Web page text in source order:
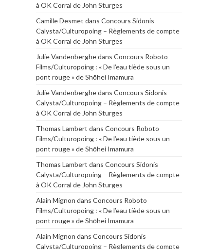
à OK Corral de John Sturges
Camille Desmet dans Concours Sidonis
Calysta/Culturopoing – Règlements de compte
à OK Corral de John Sturges
Julie Vandenberghedans Concours Roboto
Films/Culturopoing : « De l’eau tiède sous un
pont rouge » de Shōhei Imamura
Julie Vandenberghedans Concours Sidonis
Calysta/Culturopoing – Règlements de compte
à OK Corral de John Sturges
Thomas Lambert dans Concours Roboto
Films/Culturopoing : « De l’eau tiède sous un
pont rouge » de Shōhei Imamura
Thomas Lambert dans Concours Sidonis
Calysta/Culturopoing – Règlements de compte
à OK Corral de John Sturges
Alain Mignon dans Concours Roboto
Films/Culturopoing : « De l’eau tiède sous un
pont rouge » de Shōhei Imamura
Alain Mignon dans Concours Sidonis
Calysta/Culturopoing – Règlements de compte